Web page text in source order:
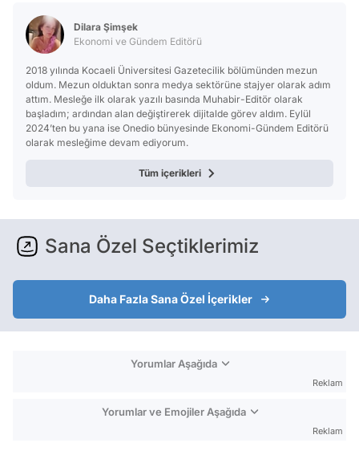
Dilara Şimşek
Ekonomi ve Gündem Editörü
2018 yılında Kocaeli Üniversitesi Gazetecilik bölümünden mezun
oldum. Mezun olduktan sonra medya sektörüne stajyer olarak adım
attım. Mesleğe ilk olarak yazılı basında Muhabir-Editör olarak
başladım; ardından alan değiştirerek dijitalde görev aldım. Eylül
2024’ten bu yana ise Onedio bünyesinde Ekonomi-Gündem Editörü
olarak mesleğime devam ediyorum.
Tüm içerikleri
Sana Özel Seçtiklerimiz
Daha Fazla Sana Özel İçerikler
Yorumlar Aşağıda
Reklam
Yorumlar ve Emojiler Aşağıda
Reklam